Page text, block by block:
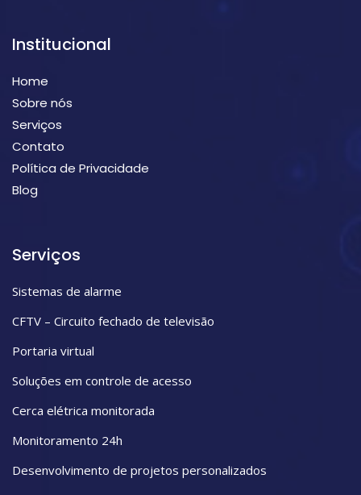
Institucional
Home
Sobre nós
Serviços
Contato
Política de Privacidade
Blog
Serviços
Sistemas de alarme
CFTV – Circuito fechado de televisão
Portaria virtual
Soluções em controle de acesso
Cerca elétrica monitorada
Monitoramento 24h
Desenvolvimento de projetos personalizados